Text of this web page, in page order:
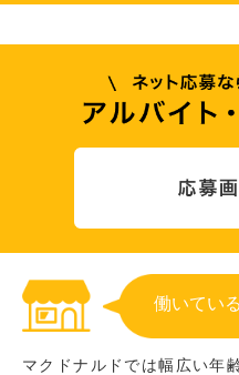
働いてい
マクドナルドでは幅広い年